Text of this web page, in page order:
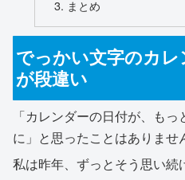
まとめ
でっかい文字のカ
が段違い
「カレンダーの日付が、も
に」と思ったことはありませ
私は昨年、ずっとそう思い続